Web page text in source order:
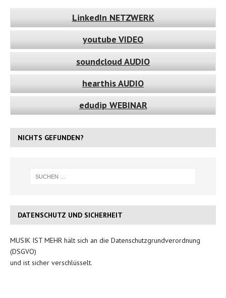
LinkedIn NETZWERK
youtube VIDEO
soundcloud AUDIO
hearthis AUDIO
edudip WEBINAR
NICHTS GEFUNDEN?
DATENSCHUTZ UND SICHERHEIT
MUSIK IST MEHR hält sich an die Datenschutzgrundverordnung
(DSGVO)
und ist sicher verschlüsselt.